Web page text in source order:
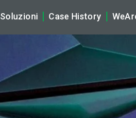
Soluzioni
Artificial Intelligence
Hybrid Multicloud &
Cyber Security
Case History